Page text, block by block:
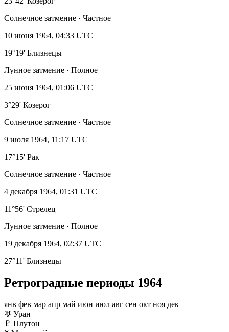
Солнечное затмение · Частное
10 июня 1964, 04:33 UTC
19°19' Близнецы
Лунное затмение · Полное
25 июня 1964, 01:06 UTC
3°29' Козерог
Солнечное затмение · Частное
9 июля 1964, 11:17 UTC
17°15' Рак
Солнечное затмение · Частное
4 декабря 1964, 01:31 UTC
11°56' Стрелец
Лунное затмение · Полное
19 декабря 1964, 02:37 UTC
27°11' Близнецы
Ретроградные периоды 1964
янв фев мар апр май июн июл авг сен окт ноя дек
♅ Уран
♇ Плутон